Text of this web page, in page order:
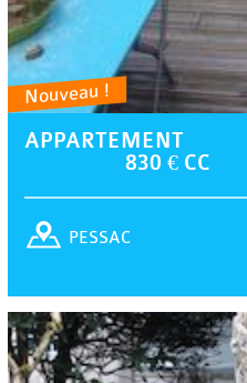
Nouveau !
APPARTEMENT
830 € CC
PESSAC